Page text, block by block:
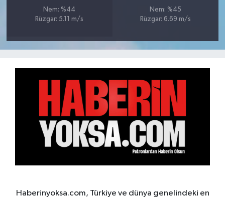
Nem: %44
Rüzgar: 5.11 m/s
Nem: %45
Rüzgar: 6.69 m/s
Haberinyoksa.com, Türkiye ve dünya genelindeki en